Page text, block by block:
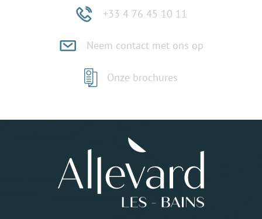
+33 4 76 45 10 11
Neem contact met ons op
Onze brochures